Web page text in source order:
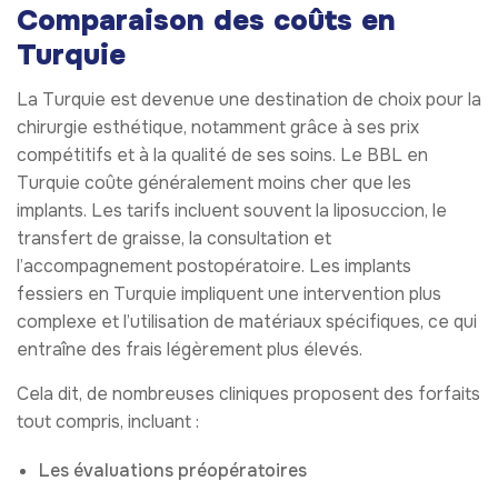
Comparaison des coûts en
Turquie
La Turquie est devenue une destination de choix pour la
chirurgie esthétique, notamment grâce à ses prix
compétitifs et à la qualité de ses soins. Le BBL en
Turquie coûte généralement moins cher que les
implants. Les tarifs incluent souvent la liposuccion, le
transfert de graisse, la consultation et
l’accompagnement postopératoire. Les implants
fessiers en Turquie impliquent une intervention plus
complexe et l’utilisation de matériaux spécifiques, ce qui
entraîne des frais légèrement plus élevés.
Cela dit, de nombreuses cliniques proposent des forfaits
tout compris, incluant :
Les évaluations préopératoires